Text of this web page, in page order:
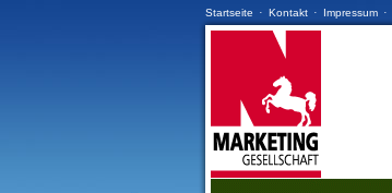
Startseite · Kontakt · Impressum ·